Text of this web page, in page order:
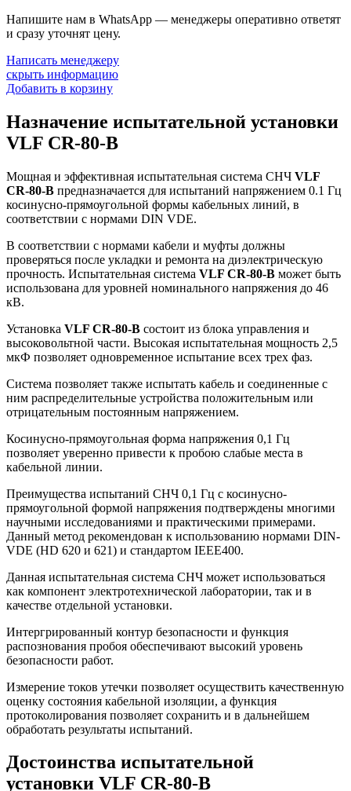
Напишите нам в WhatsApp — менеджеры оперативно ответят
и сразу уточнят цену.
Написать менеджеру
скрыть информацию
Добавить в корзину
Назначение испытательной установки
VLF CR-80-B
Мощная и эффективная испытательная система СНЧ VLF
CR-80-B предназначается для испытаний напряжением 0.1 Гц
косинусно-прямоугольной формы кабельных линий, в
соответствии с нормами DIN VDE.
В соответствии с нормами кабели и муфты должны
проверяться после укладки и ремонта на диэлектрическую
прочность. Испытательная система VLF CR-80-B может быть
использована для уровней номинального напряжения до 46
кВ.
Установка VLF CR-80-B состоит из блока управления и
высоковольтной части. Высокая испытательная мощность 2,5
мкФ позволяет одновременное испытание всех трех фаз.
Система позволяет также испытать кабель и соединенные с
ним распределительные устройства положительным или
отрицательным постоянным напряжением.
Косинусно-прямоугольная форма напряжения 0,1 Гц
позволяет уверенно привести к пробою слабые места в
кабельной линии.
Преимущества испытаний СНЧ 0,1 Гц с косинусно-
прямоугольной формой напряжения подтверждены многими
научными исследованиями и практическими примерами.
Данный метод рекомендован к использованию нормами DIN-
VDE (HD 620 и 621) и стандартом IEEE400.
Данная испытательная система СНЧ может использоваться
как компонент электротехнической лаборатории, так и в
качестве отдельной установки.
Интергрированный контур безопасности и функция
распознования пробоя обеспечивают высокий уровень
безопасности работ.
Измерение токов утечки позволяет осуществить качественную
оценку состояния кабельной изоляции, а функция
протоколирования позволяет сохранить и в дальнейшем
обработать результаты испытаний.
Достоинства испытательной
установки VLF CR-80-B